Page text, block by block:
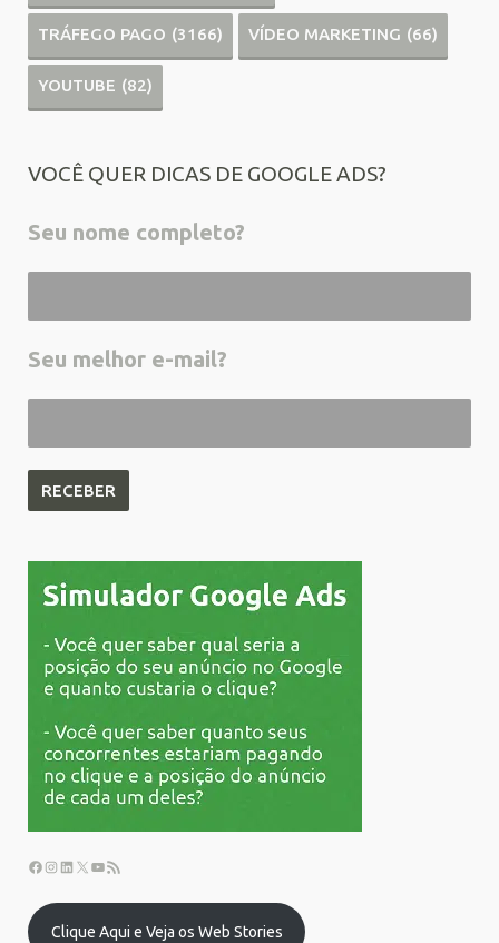
TRÁFEGO PAGO (3166) VÍDEO MARKETING (66)
YOUTUBE (82)
VOCÊ QUER DICAS DE GOOGLE ADS?
Seu nome completo?
Seu melhor e-mail?
Clique Aqui e Veja os Web Stories